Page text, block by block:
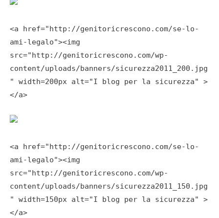
<a href="http://genitoricrescono.com/se-lo-
ami-legalo"><img
src="http://genitoricrescono.com/wp-
content/uploads/banners/sicurezza2011_200.jpg
" width=200px alt="I blog per la sicurezza" >
</a>
<a href="http://genitoricrescono.com/se-lo-
ami-legalo"><img
src="http://genitoricrescono.com/wp-
content/uploads/banners/sicurezza2011_150.jpg
" width=150px alt="I blog per la sicurezza" >
</a>